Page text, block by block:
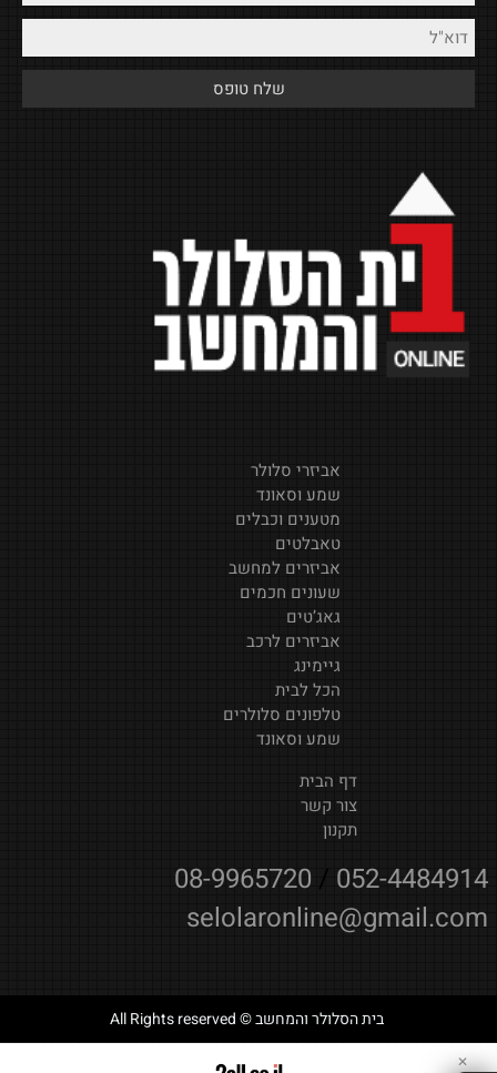
אביזרי סלולר
שמע וסאונד
מטענים וכבלים
טאבלטים
אביזרים למחשב
שעונים חכמים
גאג’טים
אביזרים לרכב
גיימינג
הכל לבית
טלפונים סלולרים
שמע וסאונד
דף הבית
צור קשר
תקנון
052-4484914
08-9965720
selolaronline@gmail.com
בית הסלולר והמחשב © All Rights reserved
✕